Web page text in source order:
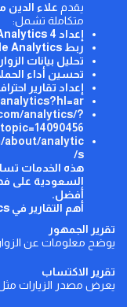
يقدم علاء
متكاملة تشمل:
إعداد Google Analytics 4
ربط Google Analytics مع Google Ads
تحليل بيانات الزوار
تحسين أداء
إعداد تقارير
analytics/?
about/analytic
s/
هذه الخدمات
السعودية على
أفضل.
أهم التقارير في
تقرير الجمهور
يوضح معلومات عن
تقرير الاكتساب
يعرض مصدر الزيارات